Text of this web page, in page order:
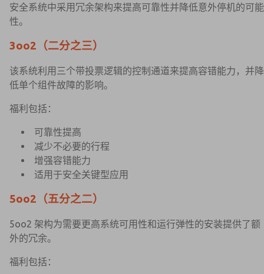
安全系统中采用冗余架构来提高可靠性并降低意外停机的可能
性。
3oo2（二分之三）
该系统利用三个带投票逻辑的控制通道来提高容错能力，并降
低单个组件故障的影响。
福利包括：
可靠性提高
减少不必要的行程
增强容错能力
适用于安全关键型应用
5oo2（五分之二）
5oo2 架构为需要更高系统可用性和运行弹性的安装提供了额
外的冗余。
福利包括：